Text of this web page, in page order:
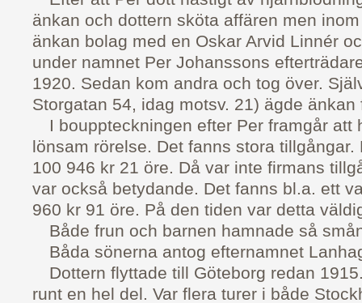
änkan och dottern sköta affären men
änkan bolag med en Oskar Arvid Linnér
under namnet Per Johanssons
1920. Sedan kom andra och tog över.
Storgatan 54, idag motsv. 21) ägde
I bouppteckningen efter Per framgår att
lönsam rörelse. Det fanns stora
100 946 kr 21 öre. Då var inte firmans
var också betydande. Det fanns bl.a. ett
960 kr 91 öre. På den tiden var detta
Både frun och barnen hamnade så
Båda sönerna antog efternamnet
Dottern flyttade till Göteborg redan
runt en hel del. Var flera turer i både